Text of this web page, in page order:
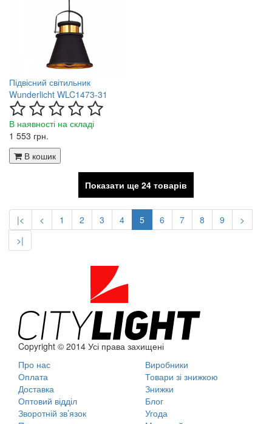
Підвісний світильник
Wunderlicht WLC1473-31
В наявності на складі
1 553 грн.
В кошик
Показати ще 24 товарів
|< < 1 2 3 4 5 6 7 8 9
>
>|
Copyright © 2014 Усі права захищені
Про нас
Оплата
Доставка
Оптовий відділ
Зворотній зв’язок
Виробники
Товари зі знижкою
Знижки
Блог
Угода